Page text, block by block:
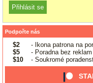
Podpořte nás
$2
- Ikona patrona na
$5
- Poradna bez reklam
$10
- Soukromé